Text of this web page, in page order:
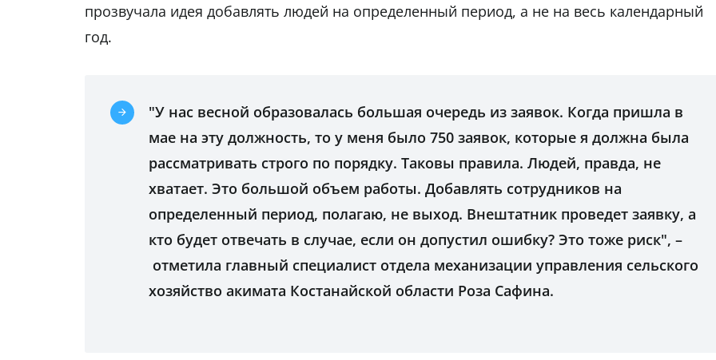
прозвучала идея добавлять людей на определенный период, а не на весь календарный
год.
"У нас весной образовалась большая очередь из заявок. Когда пришла в
мае на эту должность, то у меня было 750 заявок, которые я должна была
рассматривать строго по порядку. Таковы правила. Людей, правда, не
хватает. Это большой объем работы. Добавлять сотрудников на
определенный период, полагаю, не выход. Внештатник проведет заявку, а
кто будет отвечать в случае, если он допустил ошибку? Это тоже риск", –
отметила главный специалист отдела механизации управления сельского
хозяйство акимата Костанайской области Роза Сафина.